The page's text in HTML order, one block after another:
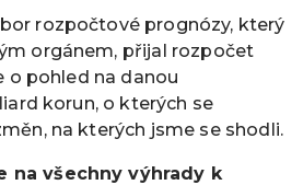
rozpočtové prognózy, který
orgánem, přijal rozpočet
o pohled na danou
korun, o kterých se
na kterých jsme se shodli.
na všechny výhrady k